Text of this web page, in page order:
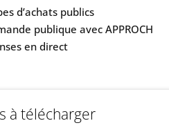
d’achats publics
publique avec APPROCH
en direct
à télécharger